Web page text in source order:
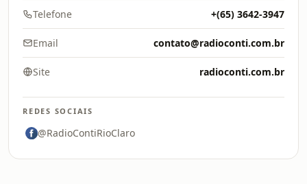
Telefone +(65) 3642-3947
Email contato@radioconti.com.br
Site radioconti.com.br
REDES SOCIAIS
@RadioContiRioClaro